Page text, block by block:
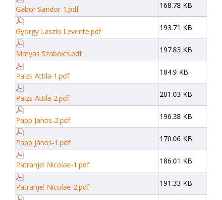
Gabor Sandor-1.pdf 168.78 KB
Gyorgy Laszlo Levente.pdf 193.71 KB
Matyas Szabolcs.pdf 197.83 KB
Paizs Attila-1.pdf 184.9 KB
Paizs Attila-2.pdf 201.03 KB
Papp Janos-2.pdf 196.38 KB
Papp János-1.pdf 170.06 KB
Patranjel Nicolae-1.pdf 186.01 KB
Patranjel Nicolae-2.pdf 191.33 KB